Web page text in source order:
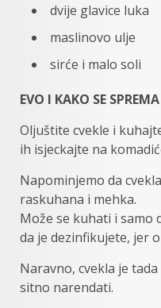
dvije glavice luka
maslinovo ulje
sirće i malo soli
EVO I KAKO SE
Oljuštite cvekle i
ih isjeckajte na
Napominjemo da
raskuhana i mehka.
Može se kuhati i samo
da je dezinfikujete, jer
Naravno, cvekla je
sitno narendati.